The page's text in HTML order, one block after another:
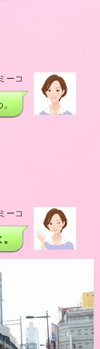
ミーコ
。
ミーコ
。